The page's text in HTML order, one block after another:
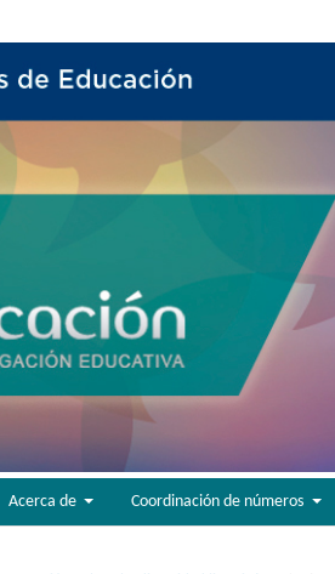
Acerca de Coordinación de números